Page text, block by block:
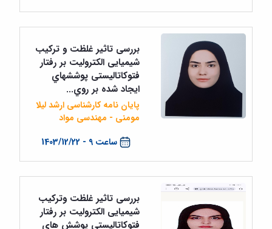
ساعت 9 - 1403/12/22
بررسی تاثیر غلظت و تركیب
شیمیايی الكترولیت بر رفتار
فتوكاتالیستی پوششهاي
ايجاد شده بر روي...
پایان نامه کارشناسی ارشد لیلا
مومنی - مهندسی مواد
بررسی تاثیر غلظت وترکیب
شیمیایی الکترولیت بر رفتار
فتوکاتالیستی پوشش های